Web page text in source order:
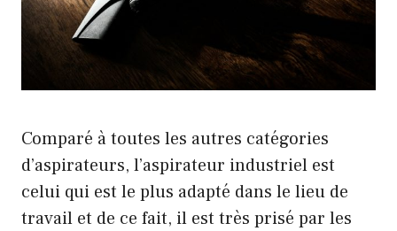
Comparé à toutes les autres catégories
d’aspirateurs, l’aspirateur industriel est
celui qui est le plus adapté dans le lieu de
travail et de ce fait, il est très prisé par les